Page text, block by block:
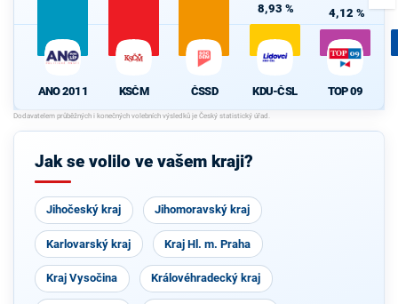
ANO 2011 KSČM ČSSD
8,93 %
KDU-ČSL
4,12 %
TOP 09
Jak se volilo ve vašem kraji?
Jihočeský kraj Jihomoravský kraj
Karlovarský kraj Kraj Hl. m. Praha
Kraj Vysočina Královéhradecký kraj